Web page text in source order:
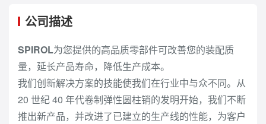
公司描述
SPIROL为您提供的高品质零部件可改善您的装配质
量，延长产品寿命，降低生产成本。
我们创新解决方案的技能使我们在行业中与众不同。从
20 世纪 40 年代卷制弹性圆柱销的发明开始，我们不断
推出新产品，并改进了已建立的生产线的性能，为客户